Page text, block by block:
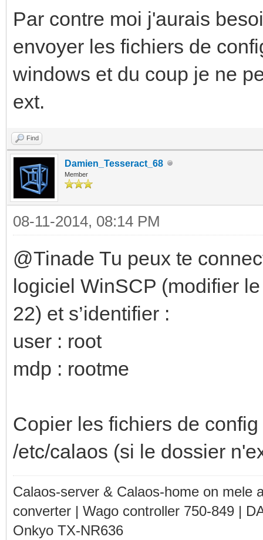
Par contre moi j'aurais
envoyer les fichiers de
windows et du coup je ne
ext.
Find
Damien_Tesseract_68
Member
08-11-2014, 08:14 PM
@Tinade Tu peux te
logiciel WinSCP (modifier
22) et s’identifier :
user : root
mdp : rootme
Copier les fichiers de
/etc/calaos (si le dossier
Calaos-server & Calaos-home on mele
converter | Wago controller 750-849 |
Onkyo TX-NR636